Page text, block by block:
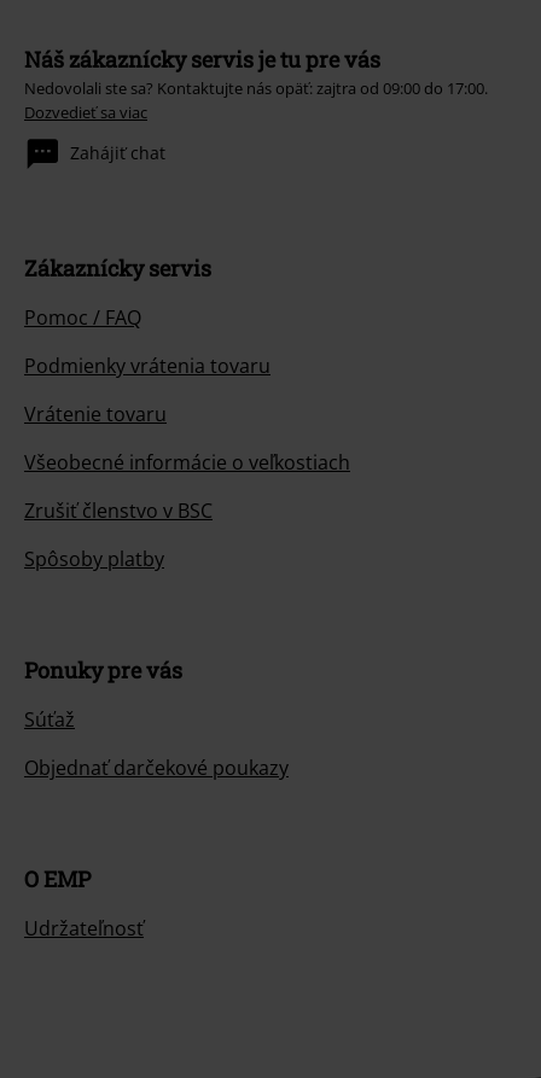
Náš zákaznícky servis je tu pre vás
Nedovolali ste sa? Kontaktujte nás opäť: zajtra od 09:00 do 17:00.
Dozvedieť sa viac
Zahájiť chat
Zákaznícky servis
Pomoc / FAQ
Podmienky vrátenia tovaru
Vrátenie tovaru
Všeobecné informácie o veľkostiach
Zrušiť členstvo v BSC
Spôsoby platby
Ponuky pre vás
Súťaž
Objednať darčekové poukazy
O EMP
Udržateľnosť